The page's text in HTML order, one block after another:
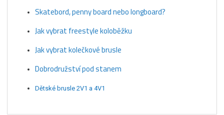
Skatebord, penny board nebo longboard?
Jak vybrat freestyle koloběžku
Jak vybrat kolečkové brusle
Dobrodružství pod stanem
Dětské brusle 2V1 a 4V1